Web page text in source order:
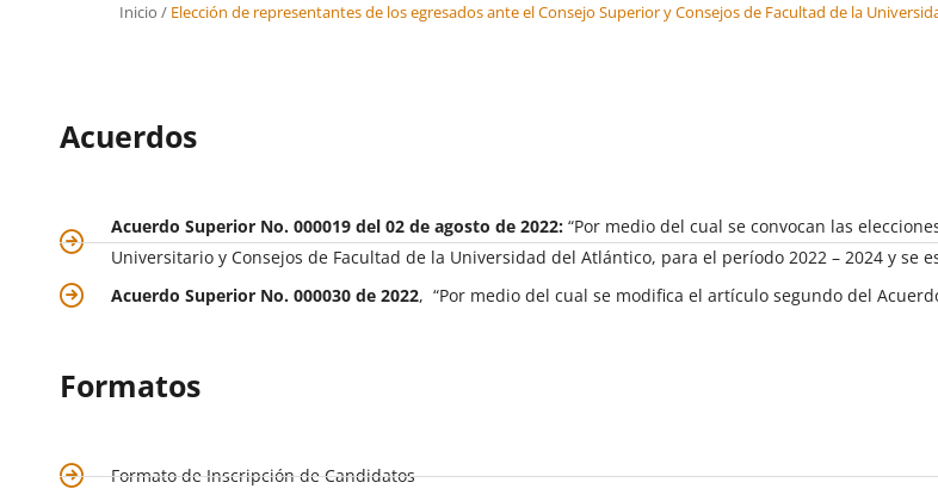
Inicio /Elección de representantes de los egresados ante el Consejo Superior y Consejos de Facultad de la
Acuerdos
Acuerdo Superior No. 000019 del 02 de agosto de 2022: “Por medio del cual se convocan las
Universitario y Consejos de Facultad de la Universidad del Atlántico, para el período 2022 – 2024 y se
Acuerdo Superior No. 000030 de 2022, “Por medio del cual se modifica el artículo segundo del
Formatos
Formato de Inscripción de Candidatos